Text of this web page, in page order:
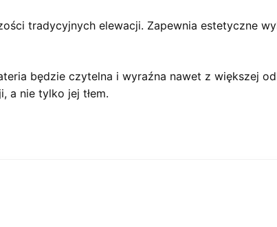
tradycyjnych elewacji. Zapewnia estetyczne
będzie czytelna i wyraźna nawet z większej
a nie tylko jej tłem.